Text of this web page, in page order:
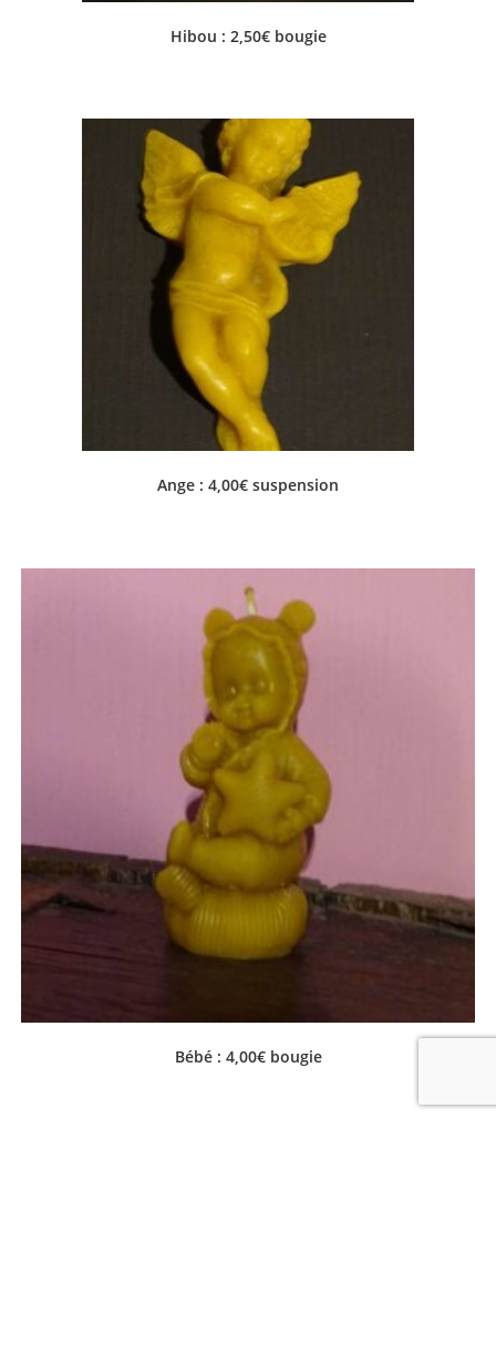
Hibou : 2,50€ bougie
Ange : 4,00€ suspension
Bébé : 4,00€ bougie